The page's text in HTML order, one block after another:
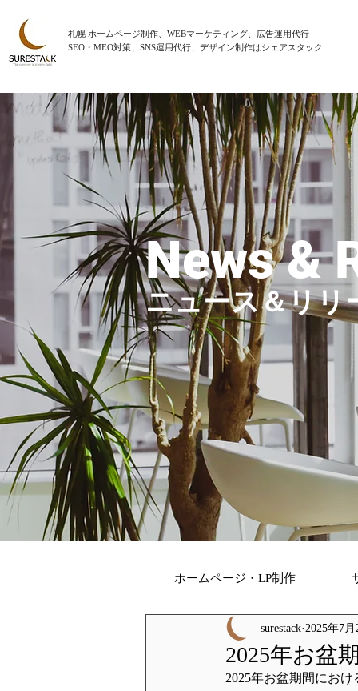
札幌 ホームページ制作、WEBマーケティング、広告運用代行
SEO・MEO対策、SNS運用代行、デザイン制作はシェアスタック
ニュース＆リリ
News &
ホームページ・LP制作
2025年お盆
surestack 2025年7
2025年お盆期間にお